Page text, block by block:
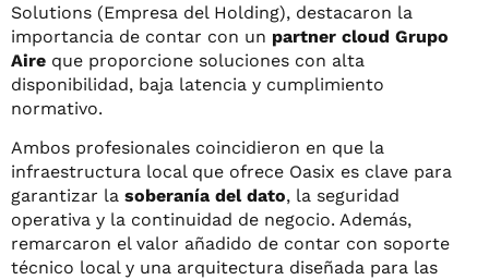
Solutions (Empresa del Holding), destacaron la
importancia de contar con un partner cloud Grupo
Aire que proporcione soluciones con alta
disponibilidad, baja latencia y cumplimiento
normativo.
Ambos profesionales coincidieron en que la
infraestructura local que ofrece Oasix es clave para
garantizar la soberanía del dato, la seguridad
operativa y la continuidad de negocio. Además,
remarcaron el valor añadido de contar con soporte
técnico local y una arquitectura diseñada para las